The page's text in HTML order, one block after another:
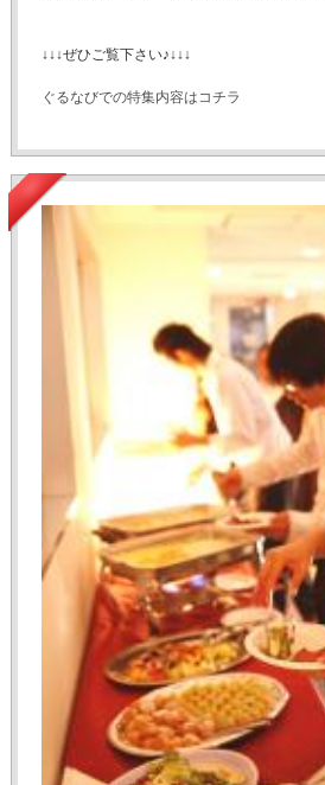
↓↓↓ぜひご覧下さい♪↓↓↓
ぐるなびでの特集内容はコチラ